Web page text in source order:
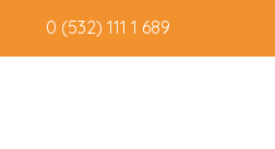
‭0 (532) 111 1 689‬